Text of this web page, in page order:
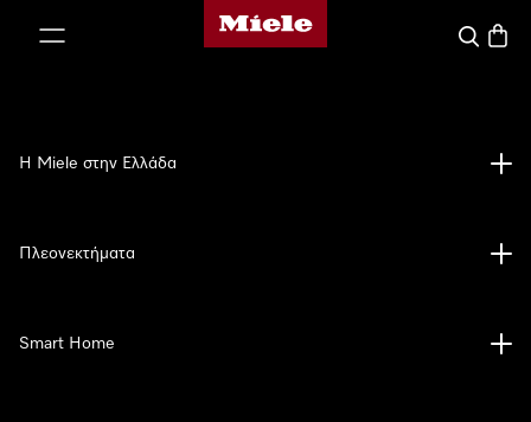
Αρχική σελίδα της Miele
Η Miele στην Ελλάδα
Πλεονεκτήματα
Smart Home